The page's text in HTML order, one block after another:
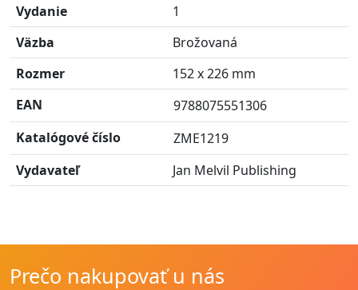
Vydanie
1
Väzba
Brožovaná
Rozmer
152 x 226 mm
EAN
9788075551306
Katalógové číslo
ZME1219
Vydavateľ
Jan Melvil Publishing
Prečo nakupovať u nás